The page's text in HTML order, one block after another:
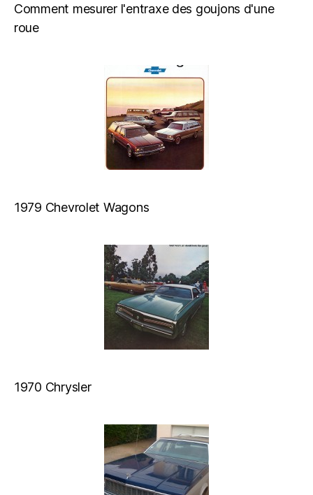
Comment mesurer l'entraxe des goujons d'une
roue
1979 Chevrolet Wagons
1970 Chrysler